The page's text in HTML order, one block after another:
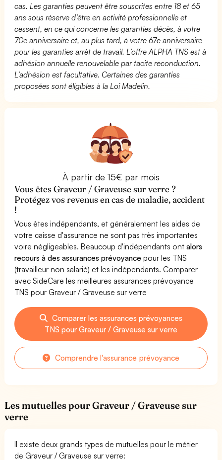
cas. Les garanties peuvent être souscrites entre 18 et 65
ans sous réserve d’être en activité professionnelle et
cessent, en ce qui concerne les garanties décès, à votre
70e anniversaire et, au plus tard, à votre 67e anniversaire
pour les garanties arrêt de travail. L’offre ALPHA TNS est à
adhésion annuelle renouvelable par tacite reconduction.
L’adhésion est facultative. Certaines des garanties
proposées sont éligibles à la Loi Madelin.
À partir de 15€ par mois
Vous êtes Graveur / Graveuse sur verre ?
Protégez vos revenus en cas de maladie, accident
!
Vous êtes indépendants, et généralement les aides de
votre caisse d'assurance ne sont pas très importantes
voire négligeables. Beaucoup d'indépendants ontalors
recours à des assurances prévoyance pour les TNS
(travailleur non salarié) et les indépendants. Comparer
avec SideCare les meilleures assurances prévoyance
TNS pour Graveur / Graveuse sur verre
Comparer les assurances prévoyances
TNS pour Graveur / Graveuse sur verre
Comprendre l'assurance prévoyance
Les mutuelles pour Graveur / Graveuse sur
verre
Il existe deux grands types de mutuelles pour le métier
de Graveur / Graveuse sur verre: